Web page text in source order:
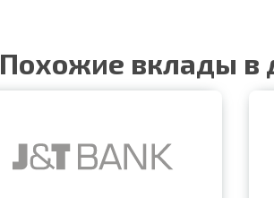
Похожие вклады в